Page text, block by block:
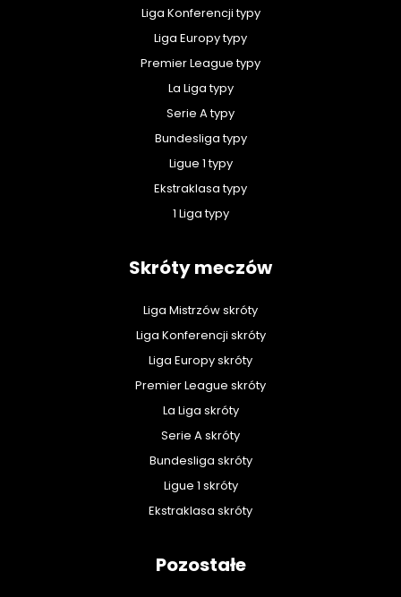
Liga Konferencji typy
Liga Europy typy
Premier League typy
La Liga typy
Serie A typy
Bundesliga typy
Ligue 1 typy
Ekstraklasa typy
1 Liga typy
Skróty meczów
Liga Mistrzów skróty
Liga Konferencji skróty
Liga Europy skróty
Premier League skróty
La Liga skróty
Serie A skróty
Bundesliga skróty
Ligue 1 skróty
Ekstraklasa skróty
Pozostałe